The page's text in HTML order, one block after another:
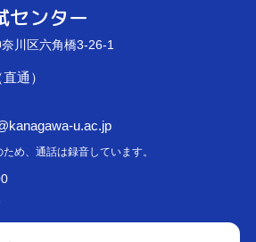
センター
川区六角橋3-26-1
通）
u.ac.jp
め、通話は録音しています。